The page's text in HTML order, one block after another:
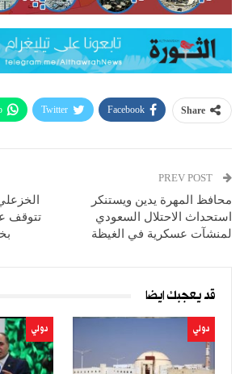
Share
Facebook
Twitter
محافظ المهرة يدين ويستنكر
استحداث الاحتلال السعودي
لمنشآت عسكرية في الغيظة
تتوقف
قد يعجبك ايضا
دولي دولي